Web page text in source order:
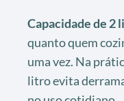
Capacidade de 2
quanto quem
uma vez. Na
litro evita